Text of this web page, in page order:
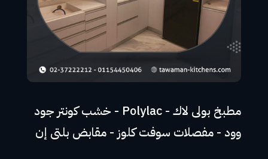
مطبخ بولى لاك - Polylac - خشب كونتر جود
وود - مفصلات سوفت كلوز - مقابض بلتى إن